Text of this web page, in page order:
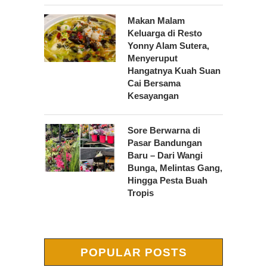
Makan Malam
Keluarga di Resto
Yonny Alam Sutera,
Menyeruput
Hangatnya Kuah Suan
Cai Bersama
Kesayangan
Sore Berwarna di
Pasar Bandungan
Baru – Dari Wangi
Bunga, Melintas Gang,
Hingga Pesta Buah
Tropis
POPULAR POSTS